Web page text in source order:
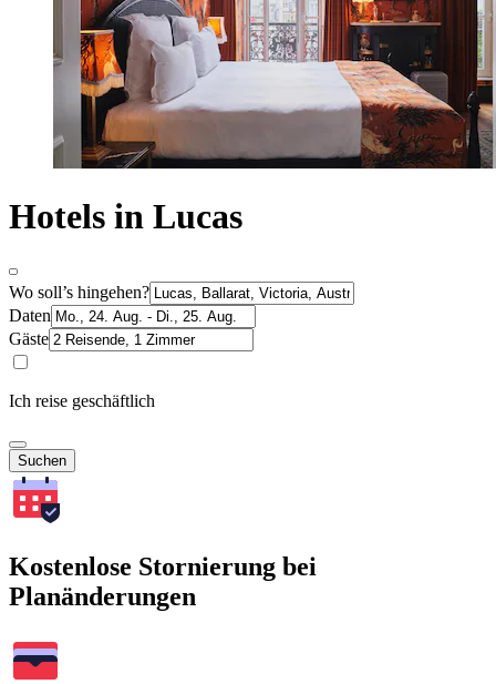
Hotels in Lucas
Wo soll’s hingehen?
Daten
Gäste
Ich reise geschäftlich
Suchen
Kostenlose Stornierung bei
Planänderungen